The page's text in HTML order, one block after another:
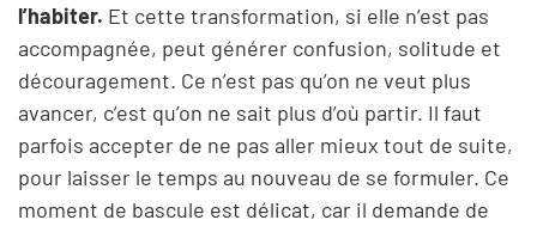
l’habiter. Et cette transformation, si elle n’est pas
accompagnée, peut générer confusion, solitude et
découragement. Ce n’est pas qu’on ne veut plus
avancer, c’est qu’on ne sait plus d’où partir. Il faut
parfois accepter de ne pas aller mieux tout de suite,
pour laisser le temps au nouveau de se formuler. Ce
moment de bascule est délicat, car il demande de